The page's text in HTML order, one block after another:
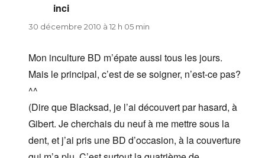
inci
30 décembre 2010 à 12 h 05 min
Mon inculture BD m’épate aussi tous les jours.
Mais le principal, c’est de se soigner, n’est-ce pas?
^^
(Dire que Blacksad, je l’ai découvert par hasard, à
Gibert. Je cherchais du neuf à me mettre sous la
dent, et j’ai pris une BD d’occasion, à la couverture